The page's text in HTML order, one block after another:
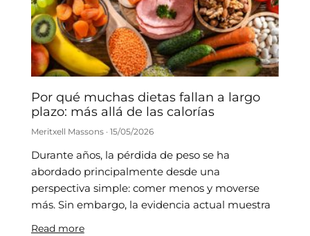
Por qué muchas dietas fallan a largo
plazo: más allá de las calorías
Meritxell Massons 15/05/2026
Durante años, la pérdida de peso se ha
abordado principalmente desde una
perspectiva simple: comer menos y moverse
más. Sin embargo, la evidencia actual muestra
Read more